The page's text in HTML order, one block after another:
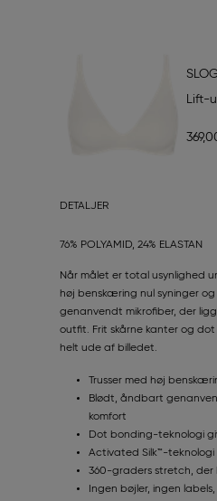
Lift-
DETALJER
76% POLYAMID, 24% ELASTAN
Når målet er total usynlighed
høj benskæring nul syninger
genanvendt mikrofiber, der
outfit. Frit skårne kanter og
helt ude af billedet.
Trusser med høj
Blødt, åndbart
komfort
Dot bonding-teknologi
Activated Silk™-
360-graders stretch,
Ingen bøjler, ingen